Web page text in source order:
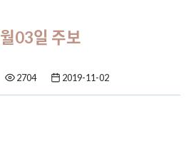
03일 주보
2704 2019-11-02